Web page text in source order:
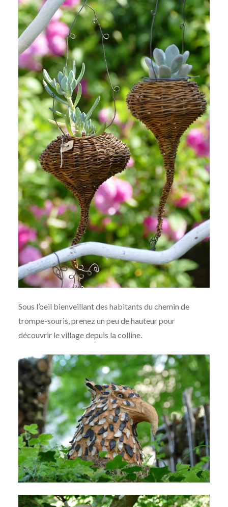
Sous l’oeil bienveillant des habitants du chemin de
trompe-souris, prenez un peu de hauteur pour
découvrir le village depuis la colline.